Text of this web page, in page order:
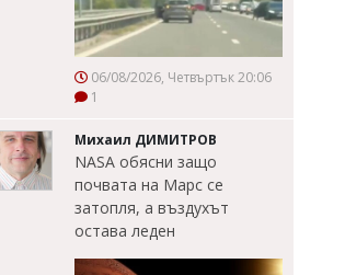
06/08/2026, Четвъртък 20:06
1
Михаил ДИМИТРОВ
NASA обясни защо
почвата на Марс се
затопля, а въздухът
остава леден